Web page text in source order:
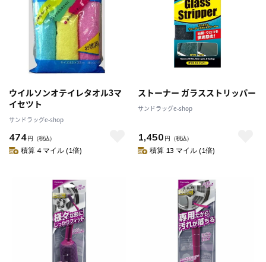
ウイルソンオテイレタオル3マ
イセツト
サンドラッグe-shop
474円 （税込）
積算 4 マイル (1倍)
ストーナー ガラスストリッパー
サンドラッグe-shop
1,450 円 （税込）
積算 13 マイル (1倍)